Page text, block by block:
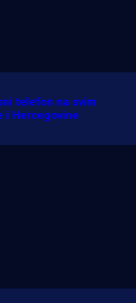
telefon na svim
i Hercegovine